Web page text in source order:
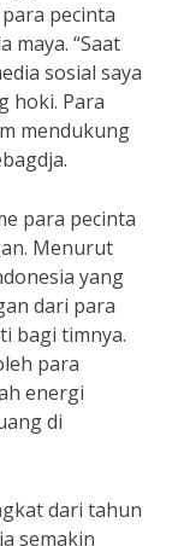
pecinta
maya. “Saat
sosial saya
hoki. Para
mendukung
para pecinta
Menurut
yang
dari para
bagi timnya.
para
energi
di
dari tahun
semakin